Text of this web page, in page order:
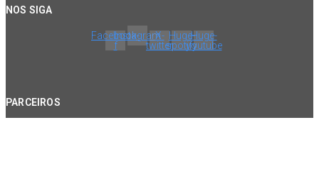
NOS SIGA
Facebook-
f
InstagramX-
twitter
Huge-
spotify
Huge-
youtube
PARCEIROS